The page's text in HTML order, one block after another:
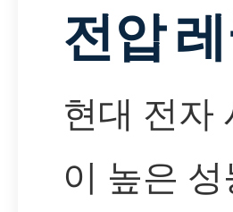
전압
현대 전자
이 높은